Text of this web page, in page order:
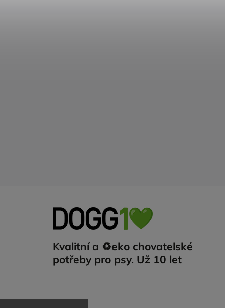
Kvalitní a ♻️eko chovatelské
potřeby pro psy. Už 10 let